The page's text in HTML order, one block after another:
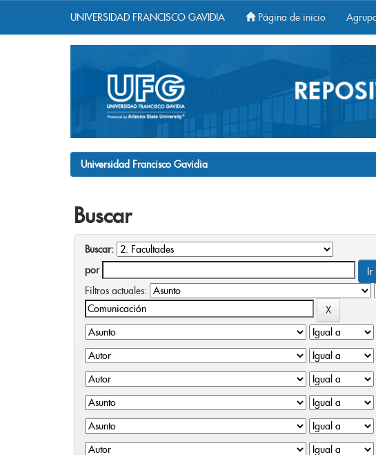
UNIVERSIDAD FRANCISCO GAVIDIA Página de inicio
Universidad Francisco Gavidia
Buscar
Buscar:
por
Filtros actuales: